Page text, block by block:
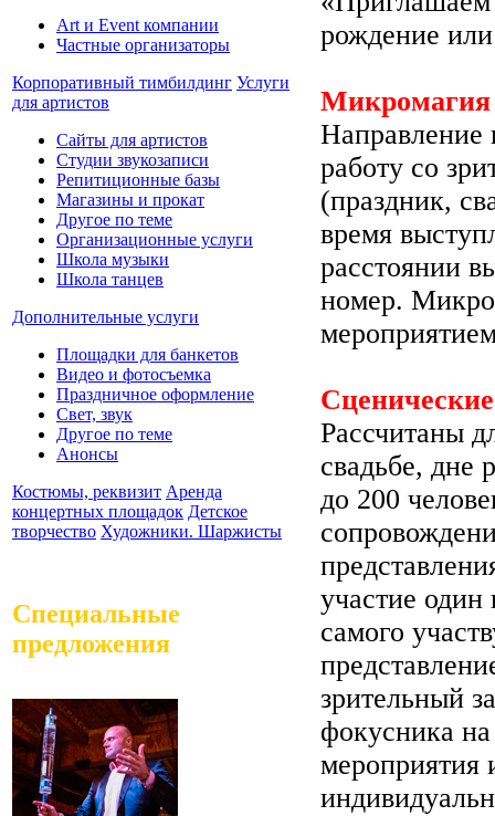
Art и Event компании
Частные организаторы
Корпоративный тимбилдинг Услуги
для артистов
Сайты для артистов
Студии звукозаписи
Репитиционные базы
Магазины и прокат
Другое по теме
Организационные услуги
Школа музыки
Школа танцев
Дополнительные услуги
Площадки для банкетов
Видео и фотосъемка
Праздничное оформление
Свет, звук
Другое по теме
Анонсы
Костюмы, реквизит Аренда
концертных площадок Детское
творчество Художники. Шаржисты
Специальные
предложения
рождение
Микромагия
Направление
работу со
(праздник,
время
расстоянии
номер.
Рассчитаны
свадьбе, дне
до 200
участие
самого
зрительный
фокусника
мероприятия